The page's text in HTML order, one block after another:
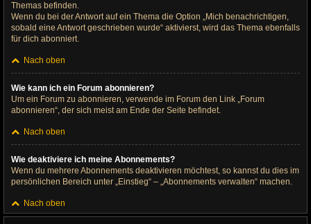
Themas befinden.
Wenn du bei der Antwort auf ein Thema die Option „Mich benachrichtigen,
sobald eine Antwort geschrieben wurde“ aktivierst, wird das Thema ebenfalls
für dich abonniert.
Nach oben
Wie kann ich ein Forum abonnieren?
Um ein Forum zu abonnieren, verwende im Forum den Link „Forum
abonnieren“, der sich meist am Ende der Seite befindet.
Nach oben
Wie deaktiviere ich meine Abonnements?
Wenn du mehrere Abonnements deaktivieren möchtest, so kannst du dies im
persönlichen Bereich unter „Einstieg“ – „Abonnements verwalten“ machen.
Nach oben